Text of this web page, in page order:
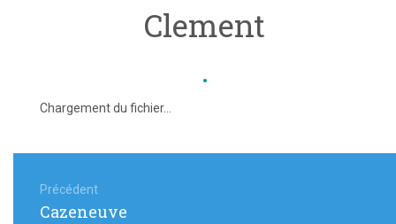
Clement
Chargement du fichier...
dePrécédent
Article
Cazeneuve